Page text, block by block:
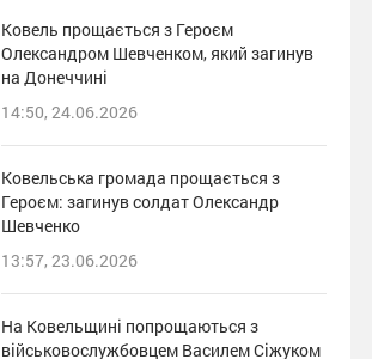
Ковель прощається з Героєм
Олександром Шевченком, який загинув
на Донеччині
14:50, 24.06.2026
Ковельська громада прощається з
Героєм: загинув солдат Олександр
Шевченко
13:57, 23.06.2026
На Ковельщині попрощаються з
військовослужбовцем Василем Сіжуком